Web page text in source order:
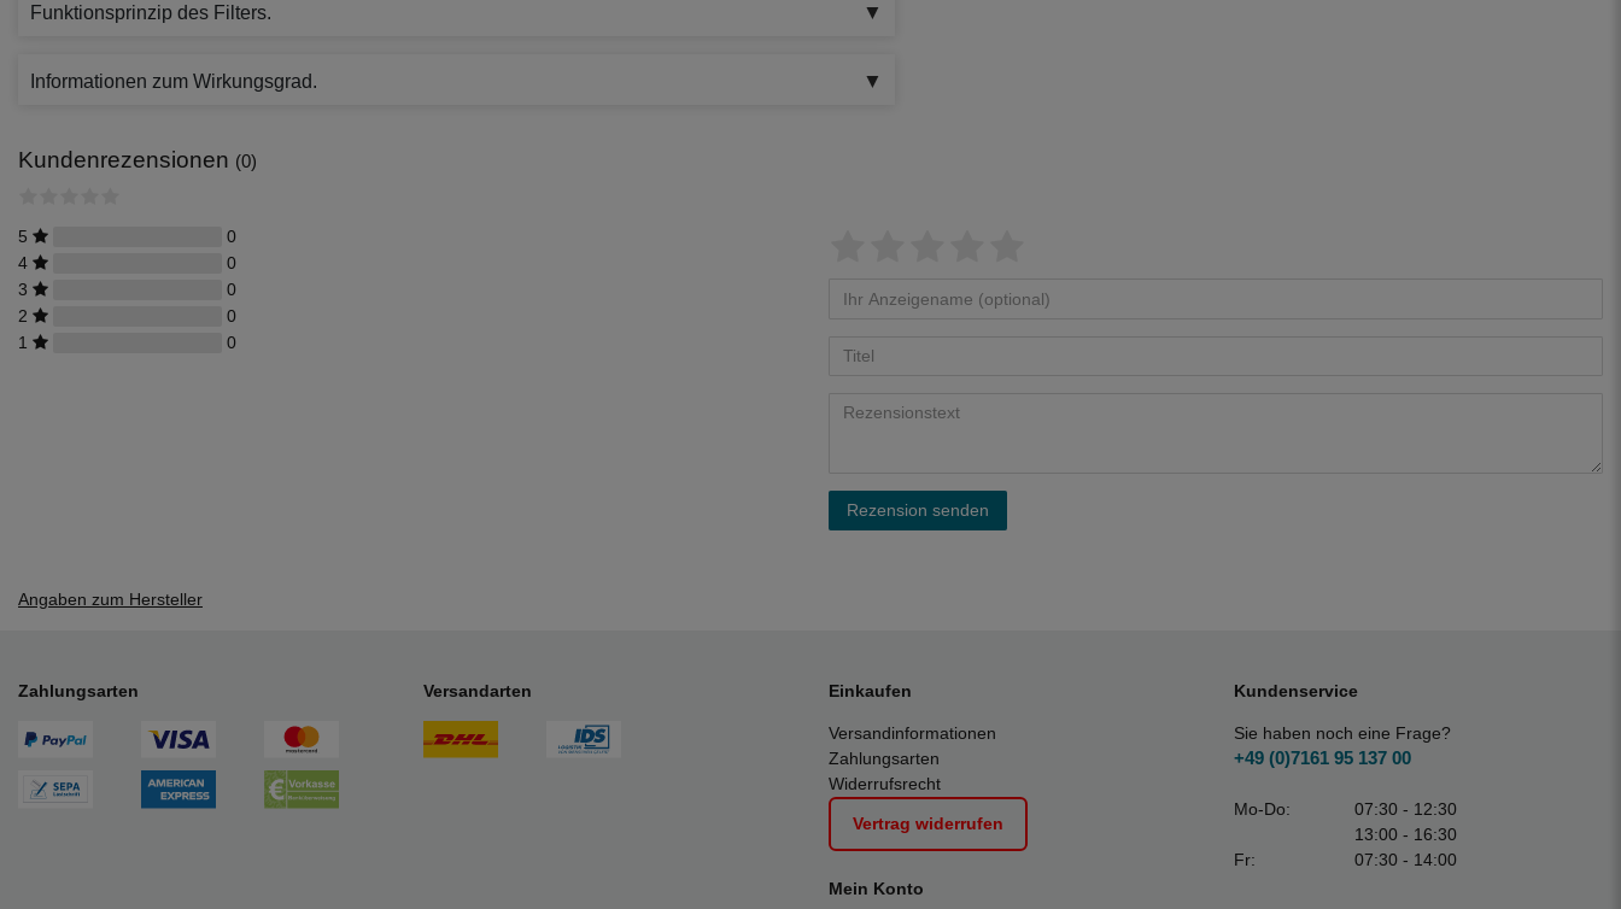
Funktionsprinzip des Filters.
Informationen zum Wirkungsgrad.
Kundenrezensionen (0)
5
0
4
0
3
0
2
0
1
0
Rezension senden
Angaben zum Hersteller
Zahlungsarten Versandarten Einkaufen
Versandinformationen
Zahlungsarten
Widerrufsrecht
Vertrag widerrufen
Mein Konto
Kundenservice
Sie haben noch eine Frage?
+49 (0)7161 95 137 00
Mo-Do:
07:30 - 12:30
13:00 - 16:30
Fr:
07:30 - 14:00